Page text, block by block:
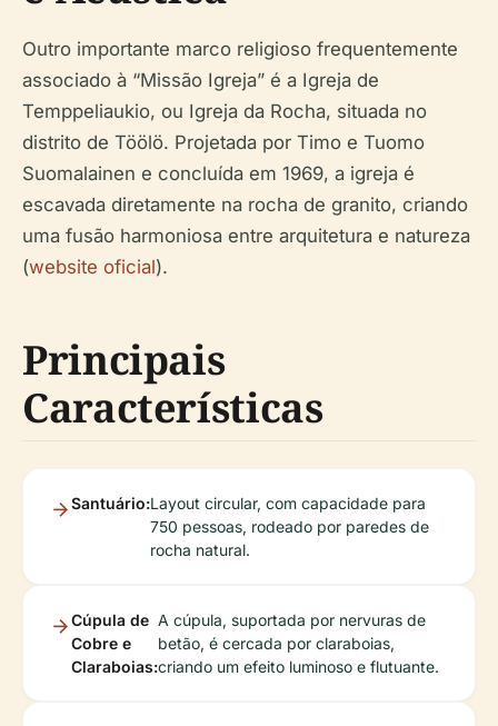
Outro importante marco religioso frequentemente
associado à “Missão Igreja” é a Igreja de
Temppeliaukio, ou Igreja da Rocha, situada no
distrito de Töölö. Projetada por Timo e Tuomo
Suomalainen e concluída em 1969, a igreja é
escavada diretamente na rocha de granito, criando
uma fusão harmoniosa entre arquitetura e natureza
(website oficial).
Principais
Características
Santuário:Layout circular, com capacidade para
750 pessoas, rodeado por paredes de
rocha natural.
Cúpula de
Cobre e
Claraboias:
A cúpula, suportada por nervuras de
betão, é cercada por claraboias,
criando um efeito luminoso e flutuante.